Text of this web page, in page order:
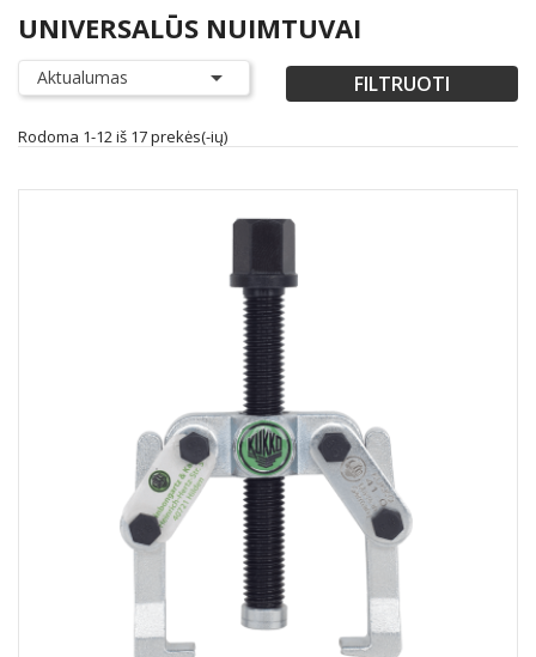
UNIVERSALŪS NUIMTUVAI
Aktualumas  FILTRUOTI
Rodoma 1-12 iš 17 prekės(-ių)